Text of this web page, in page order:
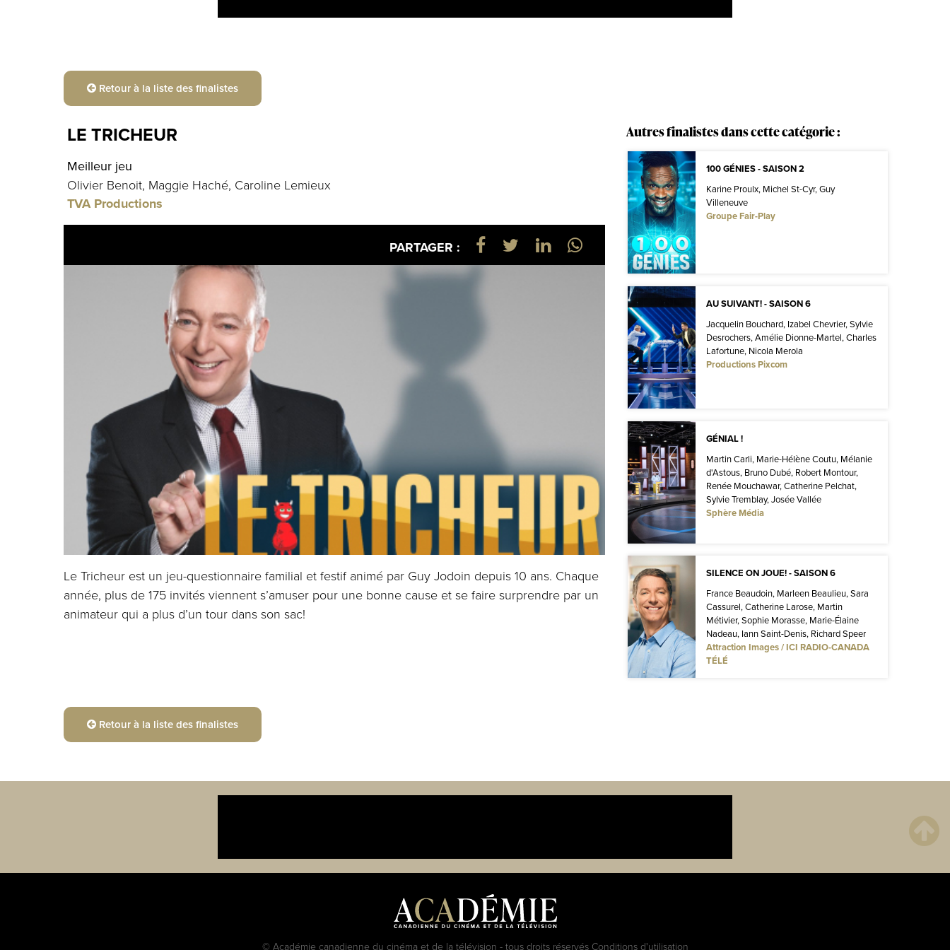
Retour à la liste des finalistes
LE TRICHEUR
Meilleur jeu
Olivier Benoit, Maggie Haché, Caroline Lemieux
TVA Productions
PARTAGER :
Le Tricheur est un jeu-questionnaire familial et festif animé par Guy Jodoin depuis 10 ans. Chaque
année, plus de 175 invités viennent s’amuser pour une bonne cause et se faire surprendre par un
animateur qui a plus d’un tour dans son sac!
Autres finalistes dans cette catégorie :
100 GÉNIES - SAISON 2
Karine Proulx, Michel St-Cyr, Guy
Villeneuve
Groupe Fair-Play
AU SUIVANT! - SAISON 6
Jacquelin Bouchard, Izabel Chevrier, Sylvie
Desrochers, Amélie Dionne-Martel, Charles
Lafortune, Nicola Merola
Productions Pixcom
GÉNIAL !
Martin Carli, Marie-Hélène Coutu, Mélanie
d'Astous, Bruno Dubé, Robert Montour,
Renée Mouchawar, Catherine Pelchat,
Sylvie Tremblay, Josée Vallée
Sphère Média
SILENCE ON JOUE! - SAISON 6
France Beaudoin, Marleen Beaulieu, Sara
Cassurel, Catherine Larose, Martin
Métivier, Sophie Morasse, Marie-Élaine
Nadeau, Iann Saint-Denis, Richard Speer
Attraction Images / ICI RADIO-CANADA
TÉLÉ
Retour à la liste des finalistes
© Académie canadienne du cinéma et de la télévision - tous droits réservés Conditions d'utilisation